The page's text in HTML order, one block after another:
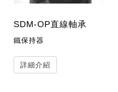
SDM-OP直線軸承
鐵保持器
詳細介紹